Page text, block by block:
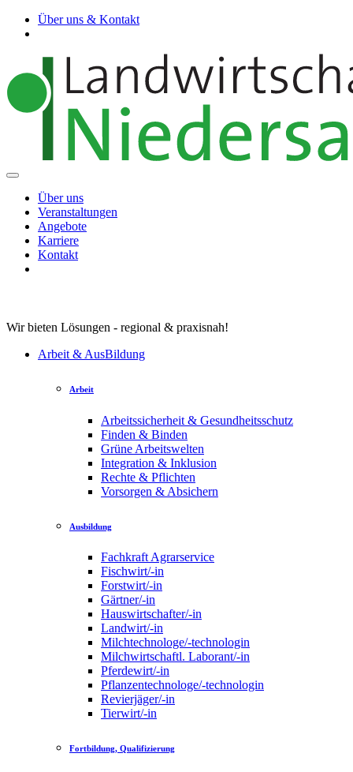
Über uns & Kontakt
Über uns
Veranstaltungen
Angebote
Karriere
Kontakt
Wir bieten Lösungen - regional & praxisnah!
Arbeit & AusBildung
Arbeit
Arbeitssicherheit & Gesundheitsschutz
Finden & Binden
Grüne Arbeitswelten
Integration & Inklusion
Rechte & Pflichten
Vorsorgen & Absichern
Ausbildung
Fachkraft Agrarservice
Fischwirt/-in
Forstwirt/-in
Gärtner/-in
Hauswirtschafter/-in
Landwirt/-in
Milchtechnologe/-technologin
Milchwirtschaftl. Laborant/-in
Pferdewirt/-in
Pflanzentechnologe/-technologin
Revierjäger/-in
Tierwirt/-in
Fortbildung, Qualifizierung